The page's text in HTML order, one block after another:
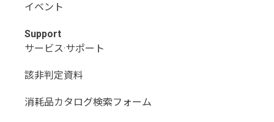
イベント
Support
サービス·サポート
該非判定資料
消耗品カタログ検索フォーム